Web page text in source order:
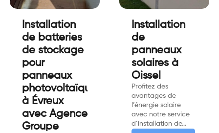
Installation
de batteries
de stockage
pour
panneaux
photovoltaïques
à Évreux
avec Agence
Groupe
Installation
de
panneaux
solaires à
Oissel
Profitez des
avantages de
l’énergie solaire
avec notre service
d’installation de…